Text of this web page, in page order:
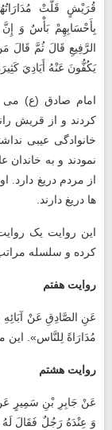
قُرَيْشٍ قَلَّتْ
بِأَحْسَابِهِمْ بَأْسٌ وَ إِنَّ
الرَّفِيعِ قَالَ ثُمَّ قَالَ
يَكُفُّونَ عَنْهُ أَيَادِيَ
امام صادق (ع) مى
كردند و از قریش
خانوادگى عیبى
نمودند و به
از مردم دریغ دارد.
ها دریغ دارند.
این روایت یک
کرده و سلسله‌
روایت هفتم
عَنِ الصَّادِقِ عَنْ
مُدَارَاةً لِلنَّاس‏». این
روایت هشتم
عَنْ جَابِرِ بْنِ سَمِيرٍ
وَ عِنْدَهُ رَجُلٌ فَقَالَ